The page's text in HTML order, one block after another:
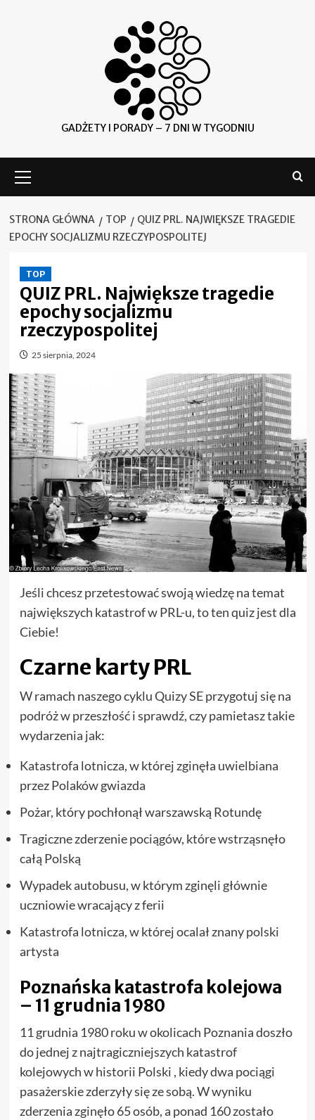
GADŻETY I PORADY – 7 DNI W TYGODNIU
główne
STRONA GŁÓWNA TOP
QUIZ PRL. NAJWIĘKSZE TRAGEDIE
EPOCHY SOCJALIZMU RZECZYPOSPOLITEJ
TOP
QUIZ PRL. Największe tragedie
epochy socjalizmu
rzeczypospolitej
25 sierpnia, 2024
Jeśli chcesz przetestować swoją wiedzę na temat
największych katastrof w PRL-u, to ten quiz jest dla
Ciebie!
Czarne karty PRL
W ramach naszego cyklu Quizy SE przygotuj się na
podróż w przeszłość i sprawdź, czy pamietasz takie
wydarzenia jak:
Katastrofa lotnicza, w której zginęła uwielbiana
przez Polaków gwiazda
Pożar, który pochłonął warszawską Rotundę
Tragiczne zderzenie pociągów, które wstrząsnęło
całą Polską
Wypadek autobusu, w którym zginęli głównie
uczniowie wracający z ferii
Katastrofa lotnicza, w której ocalał znany polski
artysta
Poznańska katastrofa kolejowa
– 11 grudnia 1980
11 grudnia 1980 roku w okolicach Poznania doszło
do jednej z najtragiczniejszych katastrof
kolejowych w historii Polski , kiedy dwa pociągi
pasażerskie zderzyły się ze sobą. W wyniku
zderzenia zginęło 65 osób, a ponad 160 zostało